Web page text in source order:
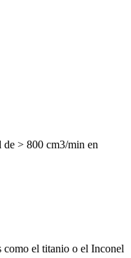
de > 800 cm3/min en
como el titanio o el Inconel